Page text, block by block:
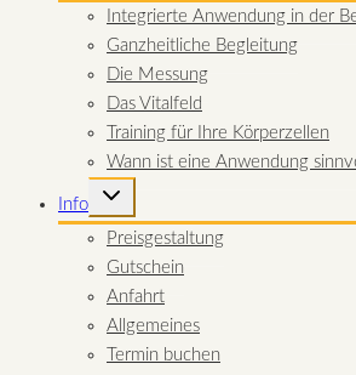
Integrierte Anwendung in der
Ganzheitliche Begleitung
Die Messung
Das Vitalfeld
Training für Ihre Körperzellen
Wann ist eine Anwendung
Info
UNTERMENÜ
Preisgestaltung
Gutschein
Anfahrt
Allgemeines
Termin buchen